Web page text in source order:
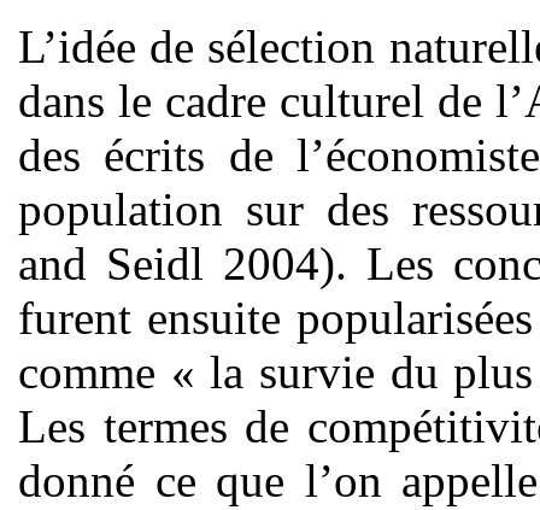
L’idée de sélection
dans le cadre culturel de
des écrits de
population sur des
and Seidl 2004). Les
furent ensuite
comme « la survie du
Les termes de
donné ce que l’on